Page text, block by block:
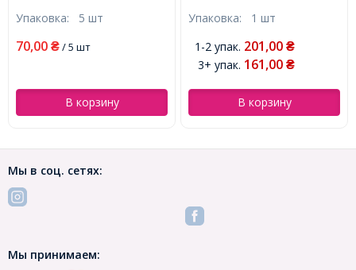
Внутренний диаметр
Упаковка: 5 шт
70,00 ₴/ 5 шт
В корзину
28x16.5x2мм,
Упаковка: 1 шт
1-2 упак. 201,00 ₴
3+ упак. 161,00 ₴
В корзину
Мы в соц. сетях:
Мы принимаем: